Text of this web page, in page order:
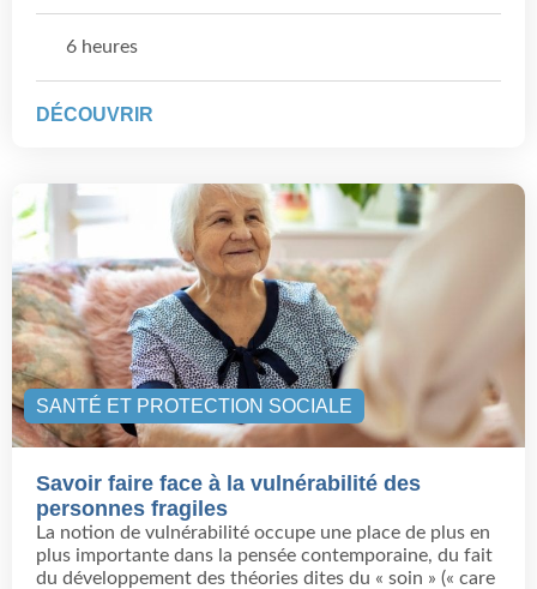
6 heures
DÉCOUVRIR
SANTÉ ET PROTECTION SOCIALE
Savoir faire face à la vulnérabilité des
personnes fragiles
La notion de vulnérabilité occupe une place de plus en
plus importante dans la pensée contemporaine, du fait
du développement des théories dites du « soin » (« care